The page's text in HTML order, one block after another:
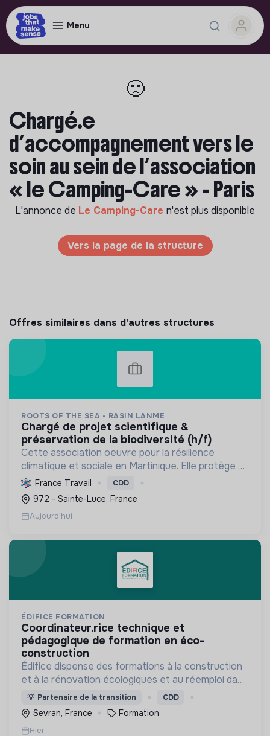
Menu
🙁
Chargé.e
d’accompagnement vers le
soin au sein de l’association
« le Camping-Care » - Paris
L'annonce de Le Camping-Care n'est plus disponible
Vers la page de la structure
Offres similaires dans d'autres structures
ROOTS OF THE SEA - RASIN LANME
chargé de projet scientifique &
préservation de la biodiversité (h/f)
Cette association oeuvre pour la résilience
climatique et sociale en Martinique. Elle protège et
restaure les écosystèmes marins et côtiers,
sensibilise le public et mobilise les citoyens pour un
aven...
France Travail CDD
972 - Sainte-Luce, France
Aujourd'hui
ÉDIFICE FORMATION
coordinateur.rice technique et
pédagogique de formation en éco-
construction
Édifice dispense des formations à la construction
et à la rénovation écologiques et au réemploi dans
le bâtiment. Nos formations s'adressent à des
personnes en activité et des demandeurs
d'emploi.
💡 Partenaire de la transition CDD
Sevran, France Formation
Hier